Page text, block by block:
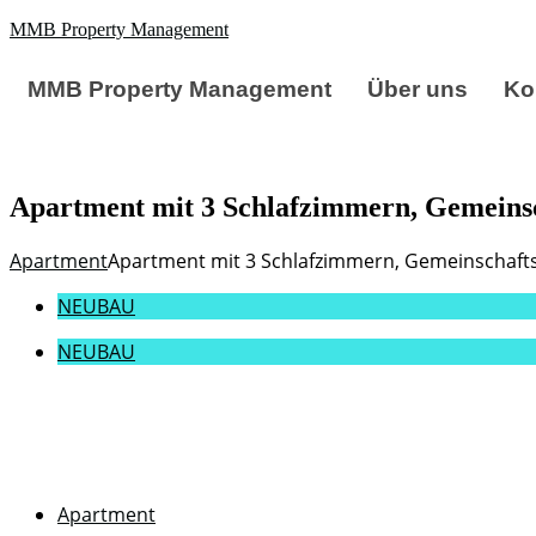
Zum
MMB Property Management
MMB Property Management Über uns
Apartment mit 3 Schlafzimmern,
ApartmentApartment mit 3 Schlafzimmern,
NEUBAU
NEUBAU
Apartment